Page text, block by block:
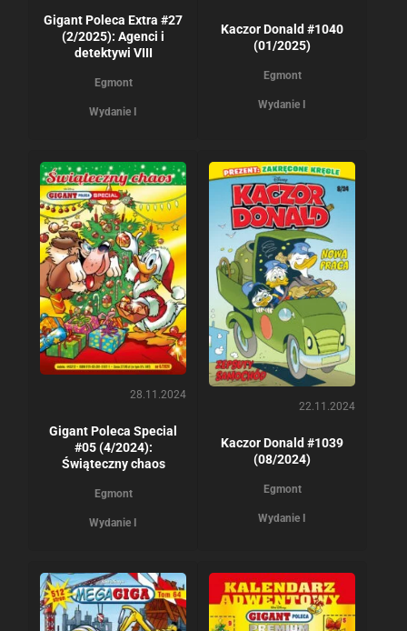
Gigant Poleca Extra #27
(2/2025): Agenci i
detektywi VIII
Egmont
Wydanie I
Kaczor Donald #1040
(01/2025)
Egmont
Wydanie I
28.11.2024
Gigant Poleca Special
#05 (4/2024):
Świąteczny chaos
Egmont
Wydanie I
22.11.2024
Kaczor Donald #1039
(08/2024)
Egmont
Wydanie I